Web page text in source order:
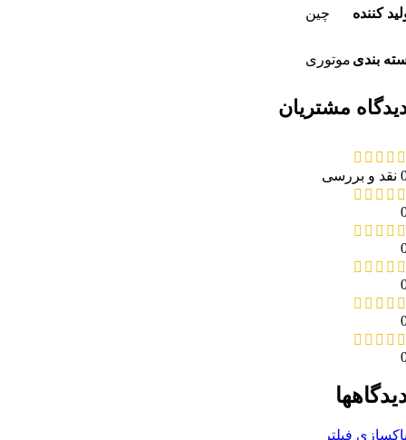
کننده چین
بندی موتوری
مشتریان
بررسی
فیلتر